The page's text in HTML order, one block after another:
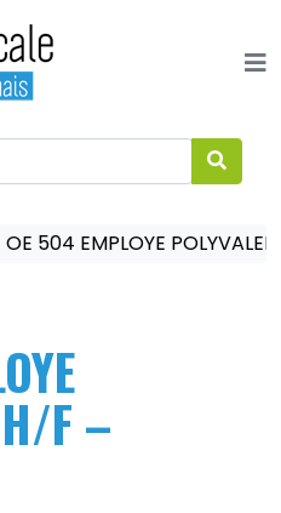
OE 504 EMPLOYE
H/F –